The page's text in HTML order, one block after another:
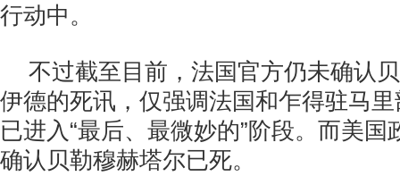
行动中。
不过截至目前，法国官方仍未确认
伊德的死讯，仅强调法国和乍得驻马
已进入“最后、最微妙的”阶段。而美
确认贝勒穆赫塔尔已死。